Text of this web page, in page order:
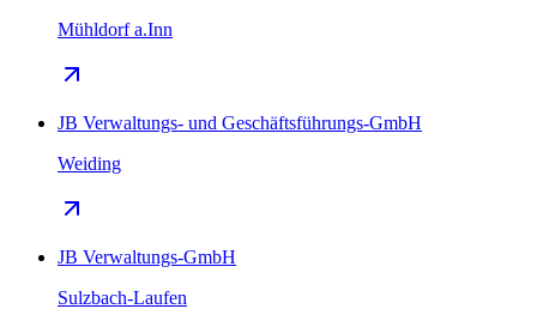
Mühldorf a.Inn
JB Verwaltungs- und Geschäftsführungs-GmbH
Weiding
JB Verwaltungs-GmbH
Sulzbach-Laufen